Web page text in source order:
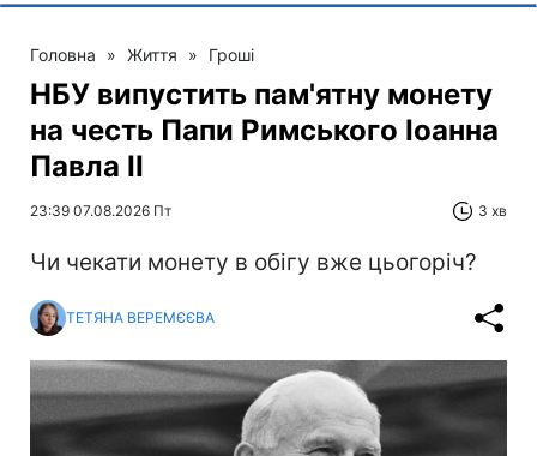
Головна » Життя » Гроші
НБУ випустить пам'ятну монету
на честь Папи Римського Іоанна
Павла II
23:39 07.08.2026 Пт 3 хв
Чи чекати монету в обігу вже цьогоріч?
ТЕТЯНА ВЕРЕМЄЄВА